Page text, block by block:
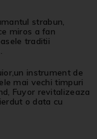
strabun,
miros a fan
traditii
instrument de
mai vechi timpuri
Fuyor revitalizeaza
o data cu